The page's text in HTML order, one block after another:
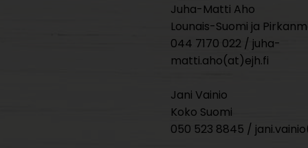
Juha-Matti Aho
Lounais-Suomi ja
044 7170 022 / juha-
matti.aho(at)ejh.fi
Jani Vainio
Koko Suomi
050 523 8845 /